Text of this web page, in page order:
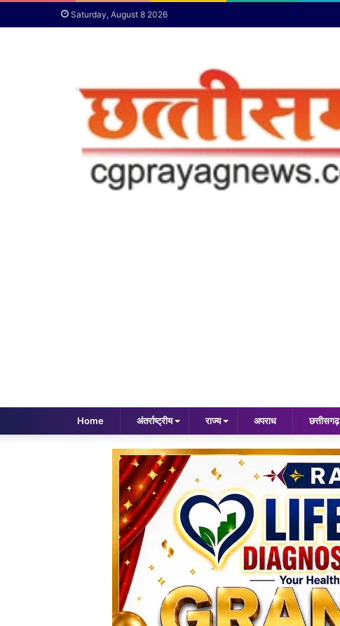
Saturday, August 8 2026
Home अंतर्राष्ट्रीय राज्य अपराध छत्तीसगढ़